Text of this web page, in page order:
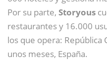
Por su parte, Storyous
restaurantes y 16.000
los que opera: República
unos meses, España.